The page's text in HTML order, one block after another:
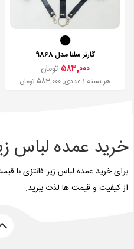
گارتر سلنا مدل 9868
۵۸۳,۰۰۰ تومان
هر بسته 1 عددی: ۵۸۳,۰۰۰ تومان
خرید عمده لباس
برای خرید عمده لباس زیر فانتزی با
از کیفیت و قیمت ها لذت ببرید.